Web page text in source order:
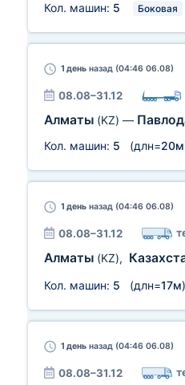
Кол. машин: 5 Боковая
1 день назад (04:46 06.08)
08.08–31.12
Алматы (KZ) —
Кол. машин: 5 (длн=20м
1 день назад (04:46 06.08)
08.08–31.12
Алматы (KZ),
Кол. машин: 5 (длн=17м)
1 день назад (04:46 06.08)
08.08–31.12